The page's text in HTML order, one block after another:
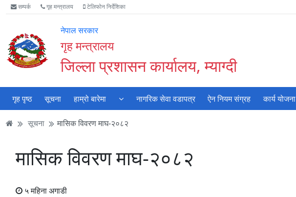
Accessibility
Mode
गर्नुहोस्
मुख्य
सामाग्री
मुख्य
नेभिगेसन
वेबसाइट
खोजमा
सम्पर्क गृह मन्त्रालय टेलिफोन निर्देशिका
नेपाल सरकार
गृह मन्त्रालय
जिल्ला प्रशासन कार्यालय, म्याग्दी
गृह पृष्ठ सूचना हाम्रो बारेमा नागरिक सेवा वडापत्र ऐन नियम संग्रह कार्य योजना
सूचना मासिक विवरण माघ-२०८२
मासिक विवरण माघ-२०८२
५ महिना अगाडी